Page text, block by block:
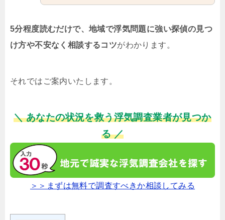
5分程度読むだけで、地域で浮気問題に強い探偵の見つ
け方や不安なく相談するコツがわかります。
それではご案内いたします。
＼ あなたの状況を救う浮気調査業者が見つか
る ／
＞＞まずは無料で調査すべきか相談してみる